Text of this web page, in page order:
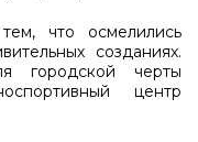
что осмелились
созданиях.
городской черты
центр